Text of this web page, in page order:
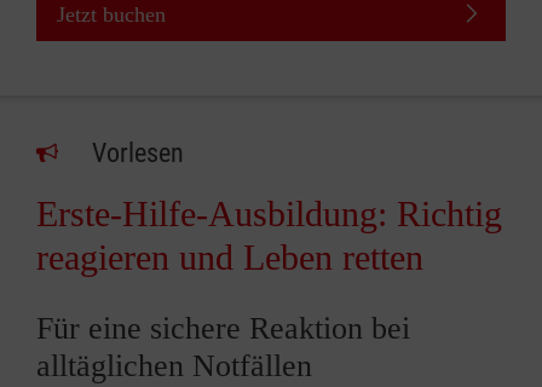
Jetzt buchen
Vorlesen
Erste-Hilfe-Ausbildung: Richtig
reagieren und Leben retten
Für eine sichere Reaktion bei
alltäglichen Notfällen